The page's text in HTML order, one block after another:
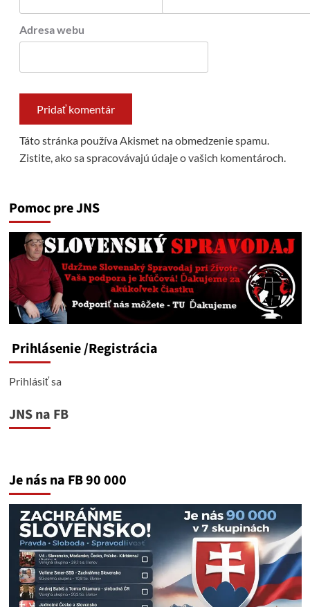
Adresa webu
Táto stránka používa Akismet na obmedzenie spamu.
Zistite, ako sa spracovávajú údaje o vašich komentároch.
Pomoc pre JNS
Prihlásenie/Registrácia
Prihlásiť sa
JNS na FB
Je nás na FB 90 000